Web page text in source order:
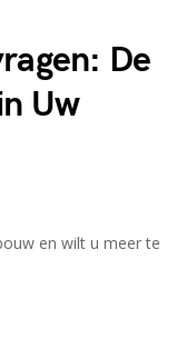
De
Uw
en wilt u meer te